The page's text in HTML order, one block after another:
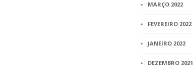
MARÇO 2022
FEVEREIRO 2022
JANEIRO 2022
DEZEMBRO 2021